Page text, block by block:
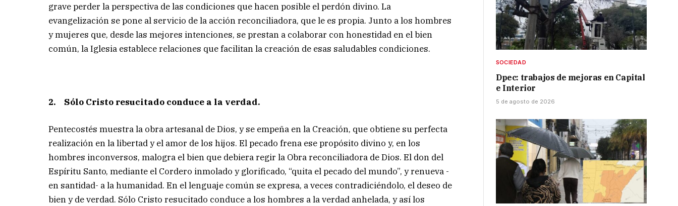
grave perder la perspectiva de las condiciones que hacen posible el perdón divino. La
evangelización se pone al servicio de la acción reconciliadora, que le es propia. Junto a los hombres
y mujeres que, desde las mejores intenciones, se prestan a colaborar con honestidad en el bien
común, la Iglesia establece relaciones que facilitan la creación de esas saludables condiciones.
2. Sólo Cristo resucitado conduce a la verdad.
Pentecostés muestra la obra artesanal de Dios, y se empeña en la Creación, que obtiene su perfecta
realización en la libertad y el amor de los hijos. El pecado frena ese propósito divino y, en los
hombres inconversos, malogra el bien que debiera regir la Obra reconciliadora de Dios. El don del
Espíritu Santo, mediante el Cordero inmolado y glorificado, “quita el pecado del mundo”, y renueva -
en santidad- a la humanidad. En el lenguaje común se expresa, a veces contradiciéndolo, el deseo de
bien y de verdad. Sólo Cristo resucitado conduce a los hombres a la verdad anhelada, y así los
SOCIEDAD
Dpec: trabajos de mejoras en Capital
e Interior
5 de agosto de 2026